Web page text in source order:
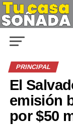
PRINCIPAL
El
emisión
por $50